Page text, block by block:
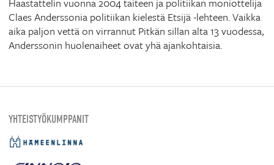
Claes Anderssonia politiikan kielestä Etsijä -lehteen. Vaikka
aika paljon vettä on virrannut Pitkän sillan alta 13 vuodessa,
Anderssonin huolenaiheet ovat yhä ajankohtaisia.
YHTEISTYÖKUMPPANIT